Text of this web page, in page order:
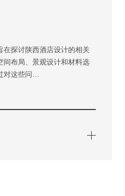
在探讨陕西酒店设计的相关
间布局、景观设计和材料选
对这些问…